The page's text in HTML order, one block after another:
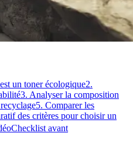
un toner écologique2.
3. Analyser la composition
5. Comparer les
des critères pour choisir un
Checklist avant